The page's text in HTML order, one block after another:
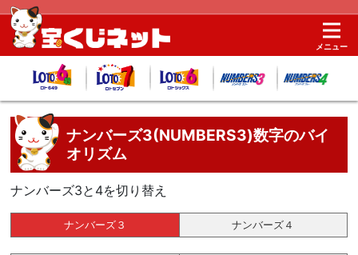
メニュー
ナンバーズ3(NUMBERS3)数字のバイ
オリズム
ナンバーズ3と4を切り替え
ナンバーズ３ ナンバーズ４